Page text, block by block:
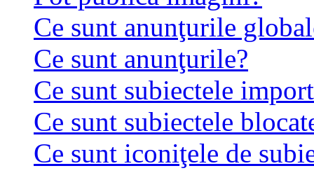
Ce sunt anunţurile
Ce sunt anunţurile?
Ce sunt subiectele
Ce sunt subiectele
Ce sunt iconiţele de